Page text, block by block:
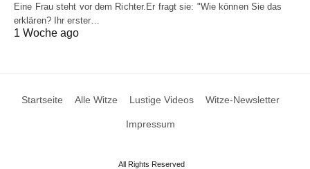
Eine Frau steht vor dem Richter.Er fragt sie: "Wie können Sie das
erklären? Ihr erster…
1 Woche ago
Startseite Alle Witze Lustige Videos Witze-Newsletter
Impressum
All Rights Reserved